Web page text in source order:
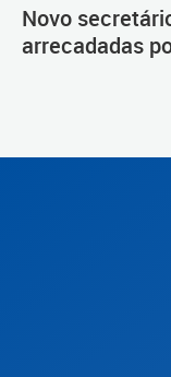
Novo
arrecadadas